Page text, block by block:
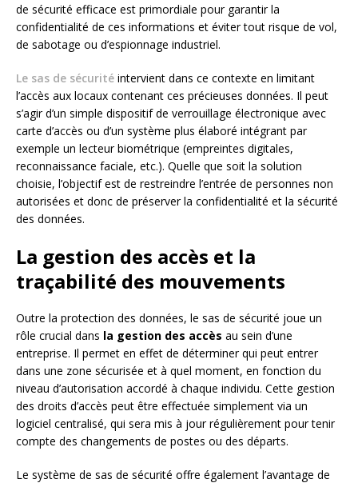
de sécurité efficace est primordiale pour garantir la
confidentialité de ces informations et éviter tout risque de vol,
de sabotage ou d’espionnage industriel.
Le sas de sécurité intervient dans ce contexte en limitant
l’accès aux locaux contenant ces précieuses données. Il peut
s’agir d’un simple dispositif de verrouillage électronique avec
carte d’accès ou d’un système plus élaboré intégrant par
exemple un lecteur biométrique (empreintes digitales,
reconnaissance faciale, etc.). Quelle que soit la solution
choisie, l’objectif est de restreindre l’entrée de personnes non
autorisées et donc de préserver la confidentialité et la sécurité
des données.
La gestion des accès et la
traçabilité des mouvements
Outre la protection des données, le sas de sécurité joue un
rôle crucial dans la gestion des accès au sein d’une
entreprise. Il permet en effet de déterminer qui peut entrer
dans une zone sécurisée et à quel moment, en fonction du
niveau d’autorisation accordé à chaque individu. Cette gestion
des droits d’accès peut être effectuée simplement via un
logiciel centralisé, qui sera mis à jour régulièrement pour tenir
compte des changements de postes ou des départs.
Le système de sas de sécurité offre également l’avantage de